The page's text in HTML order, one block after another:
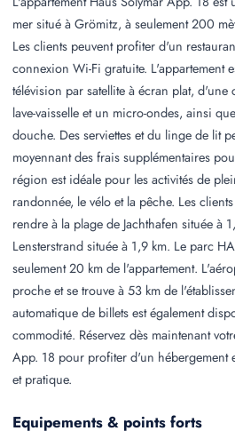
mer situé à Grömitz, à seulement 200
Les clients peuvent profiter d'un
connexion Wi-Fi gratuite. L'appartement
télévision par satellite à écran plat,
lave-vaisselle et un micro-ondes, ainsi
douche. Des serviettes et du linge de lit
moyennant des frais supplémentaires
région est idéale pour les activités de
randonnée, le vélo et la pêche. Les
rendre à la plage de Jachthafen située à
Lensterstrand située à 1,9 km. Le parc
seulement 20 km de l'appartement.
proche et se trouve à 53 km de
automatique de billets est également
commodité. Réservez dès maintenant
App. 18 pour profiter d'un hébergement
et pratique.
Equipements & points forts